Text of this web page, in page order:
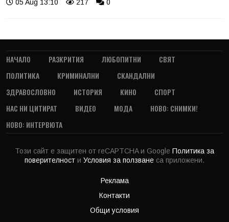
05 Aug 13:10 217 0
НАЧАЛО РАЗКРИТИЯ ЛЮБОПИТНИ
СВЯТ
ПОЛИТИКА
КРИМИНАЛНИ
СКАНДАЛНИ
ЗДРАВОСЛОВНО
ИСТОРИЯ КИНО
СПОРТ
НАС НИ ЦИТИРАТ
ВИДЕО МОДА
НОВО: СНИМКИ!
НОВО: ИНТЕРВЮТА
Този сайт е защитен от reCAPTCHA и Google Политика за
поверителност и Условия за ползване са приложени.
Реклама
Контакти
Общи условия